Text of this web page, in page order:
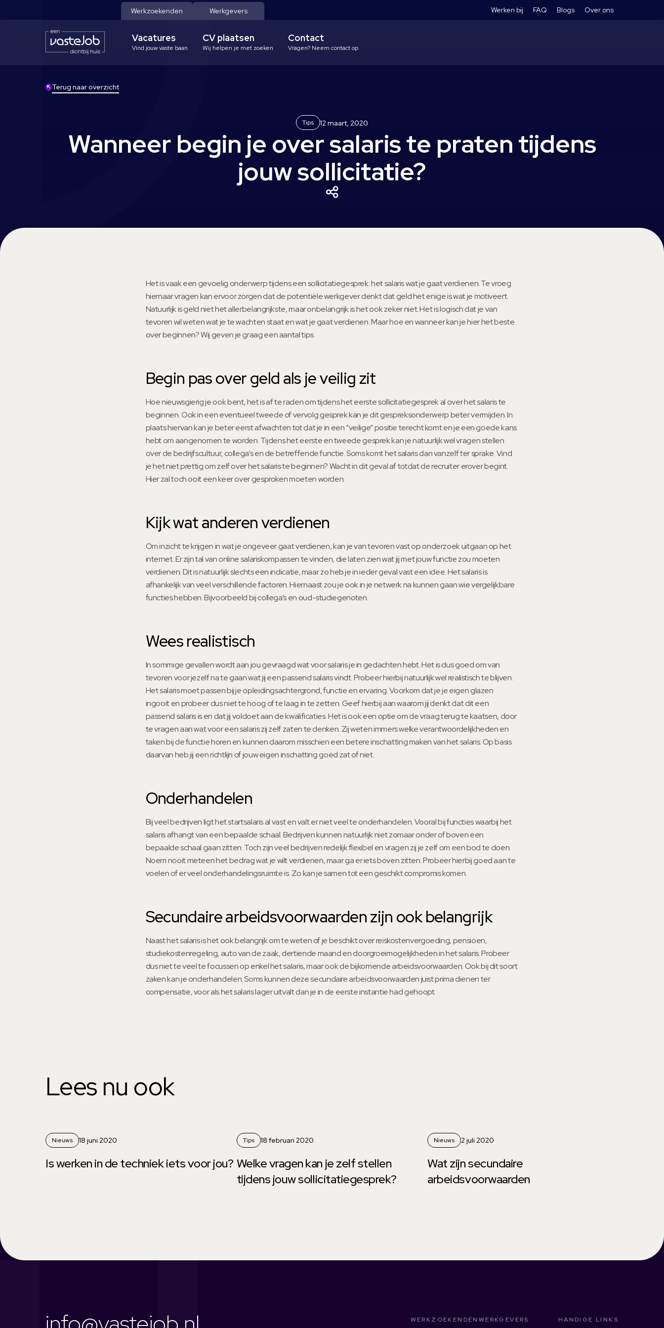
Werkzoekenden Werkgevers
Vacatures
Vind jouw vaste baan
CV plaatsen
Wij helpen je met zoeken
Contact
Vragen? Neem contact op
Werken bij FAQ Blogs Over ons
Terug naar overzicht
Tips 12 maart, 2020
Wanneer begin je over salaris te praten tijdens
jouw sollicitatie?
Het is vaak een gevoelig onderwerp tijdens een sollicitatiegesprek: het salaris wat je gaat verdienen. Te vroeg
hiernaar vragen kan ervoor zorgen dat de potentiële werkgever denkt dat geld het enige is wat je motiveert.
Natuurlijk is geld niet het allerbelangrijkste, maar onbelangrijk is het ook zeker niet. Het is logisch dat je van
tevoren wil weten wat je te wachten staat en wat je gaat verdienen. Maar hoe en wanneer kan je hier het beste
over beginnen? Wij geven je graag een aantal tips.
Begin pas over geld als je veilig zit
Hoe nieuwsgierig je ook bent, het is af te raden om tijdens het eerste sollicitatiegesprek al over het salaris te
beginnen. Ook in een eventueel tweede of vervolg gesprek kan je dit gespreksonderwerp beter vermijden. In
plaats hiervan kan je beter eerst afwachten tot dat je in een “veilige” positie terecht komt en je een goede kans
hebt om aangenomen te worden. Tijdens het eerste en tweede gesprek kan je natuurlijk wel vragen stellen
over de bedrijfscultuur, collega’s en de betreffende functie. Soms komt het salaris dan vanzelf ter sprake. Vind
je het niet prettig om zelf over het salaris te beginnen? Wacht in dit geval af totdat de recruiter erover begint.
Hier zal toch ooit een keer over gesproken moeten worden.
Kijk wat anderen verdienen
Om inzicht te krijgen in wat je ongeveer gaat verdienen, kan je van tevoren vast op onderzoek uitgaan op het
internet. Er zijn tal van online salariskompassen te vinden, die laten zien wat jij met jouw functie zou moeten
verdienen. Dit is natuurlijk slechts een indicatie, maar zo heb je in ieder geval vast een idee. Het salaris is
afhankelijk van veel verschillende factoren. Hiernaast zou je ook in je netwerk na kunnen gaan wie vergelijkbare
functies hebben. Bijvoorbeeld bij collega’s en oud-studiegenoten.
Wees realistisch
In sommige gevallen wordt aan jou gevraagd wat voor salaris je in gedachten hebt. Het is dus goed om van
tevoren voor jezelf na te gaan wat jij een passend salaris vindt. Probeer hierbij natuurlijk wel realistisch te blijven.
Het salaris moet passen bij je opleidingsachtergrond, functie en ervaring. Voorkom dat je je eigen glazen
ingooit en probeer dus niet te hoog of te laag in te zetten. Geef hierbij aan waarom jij denkt dat dit een
passend salaris is en dat jij voldoet aan de kwalificaties. Het is ook een optie om de vraag terug te kaatsen, door
te vragen aan wat voor een salaris zij zelf zaten te denken. Zij weten immers welke verantwoordelijkheden en
taken bij de functie horen en kunnen daarom misschien een betere inschatting maken van het salaris. Op basis
daarvan heb jij een richtlijn of jouw eigen inschatting goed zat of niet.
Onderhandelen
Bij veel bedrijven ligt het startsalaris al vast en valt er niet veel te onderhandelen. Vooral bij functies waarbij het
salaris afhangt van een bepaalde schaal. Bedrijven kunnen natuurlijk niet zomaar onder of boven een
bepaalde schaal gaan zitten. Toch zijn veel bedrijven redelijk flexibel en vragen zij je zelf om een bod te doen.
Noem nooit meteen het bedrag wat je wilt verdienen, maar ga er iets boven zitten. Probeer hierbij goed aan te
voelen of er veel onderhandelingsruimte is. Zo kan je samen tot een geschikt compromis komen.
Secundaire arbeidsvoorwaarden zijn ook belangrijk
Naast het salaris is het ook belangrijk om te weten of je beschikt over reiskostenvergoeding, pensioen,
studiekostenregeling, auto van de zaak, dertiende maand en doorgroeimogelijkheden in het salaris. Probeer
dus niet te veel te focussen op enkel het salaris, maar ook de bijkomende arbeidsvoorwaarden. Ook bij dit soort
zaken kan je onderhandelen. Soms kunnen deze secundaire arbeidsvoorwaarden juist prima dienen ter
compensatie, voor als het salaris lager uitvalt dan je in de eerste instantie had gehoopt.
Lees nu ook
Nieuws 18 juni 2020
Is werken in de techniek iets voor jou?
Tips 18 februari 2020
Welke vragen kan je zelf stellen
tijdens jouw sollicitatiegesprek?
Nieuws 2 juli 2020
Wat zijn secundaire
arbeidsvoorwaarden
WERKZOEKENDEN WERKGEVERS HANDIGE LINKS